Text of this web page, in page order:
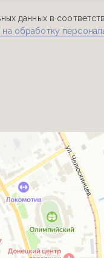
данных в
обработку